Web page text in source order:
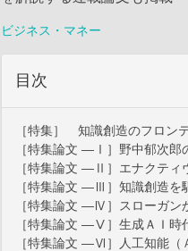
ビジネス・マネー
目次
［特集］ 知識創造のフロン
［特集論文 ―Ⅰ］野中郁次郎
［特集論文 ―Ⅱ］エナクティ
［特集論文 ―Ⅲ］知識創造を
［特集論文 ―Ⅳ］スローガン
［特集論文 ―Ⅴ］生成ＡＩ時
［特集論文 ―Ⅵ］人工知能（